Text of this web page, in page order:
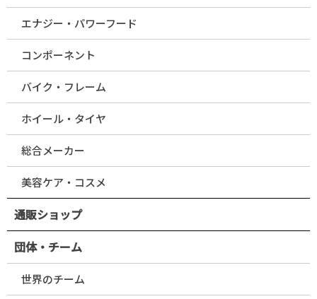
エナジー・パワーフード
コンポーネント
バイク・フレーム
ホイール・タイヤ
総合メーカー
美容ケア・コスメ
通販ショップ
団体・チーム
世界のチーム